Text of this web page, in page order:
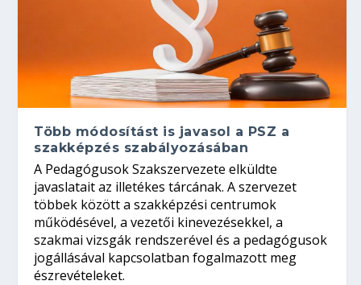
Több módosítást is javasol a PSZ a
szakképzés szabályozásában
A Pedagógusok Szakszervezete elküldte
javaslatait az illetékes tárcának. A szervezet
többek között a szakképzési centrumok
működésével, a vezetői kinevezésekkel, a
szakmai vizsgák rendszerével és a pedagógusok
jogállásával kapcsolatban fogalmazott meg
észrevételeket.